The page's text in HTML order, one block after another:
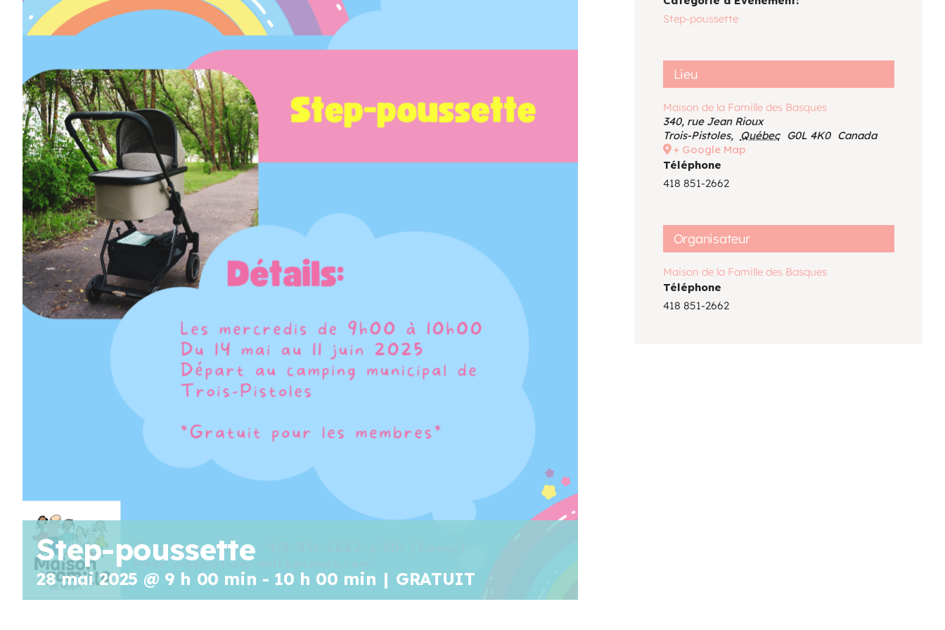
AOÛT
19
Pique-nique au parc poisson – Trois-Pistoles
AOÛT
20
10 H 00 Min-11 H 30 Min
Marche en famille
Voir Le Calendrier
Step-poussette
28 mai 2025 @ 9 h 00 min - 10 h 00 min | GRATUIT
Step-poussette
Lieu
Maison de la Famille des Basques
340, rue Jean Rioux
Trois-Pistoles, Québec G0L 4K0 Canada
+ Google Map
Téléphone
418 851-2662
Organisateur
Maison de la Famille des Basques
Téléphone
418 851-2662